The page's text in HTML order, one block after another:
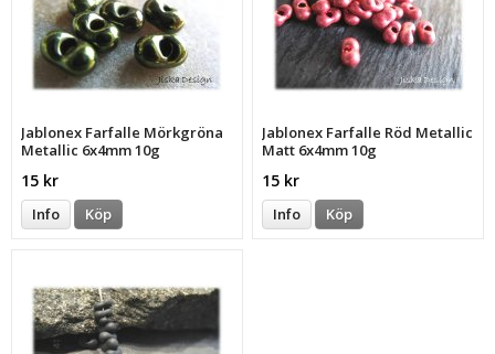
Jablonex Farfalle Mörkgröna
Metallic 6x4mm 10g
15 kr
Info Köp
Jablonex Farfalle Röd Metallic
Matt 6x4mm 10g
15 kr
Info Köp